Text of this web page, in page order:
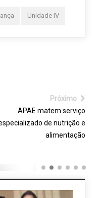
Unidade IV
Próximo
APAE matem serviço
de nutrição e
alimentação